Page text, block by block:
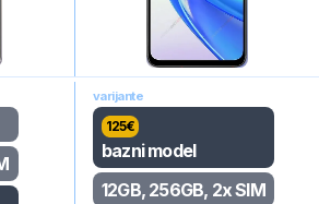
varijante
125€
bazni model
12GB, 256GB, 2x SIM